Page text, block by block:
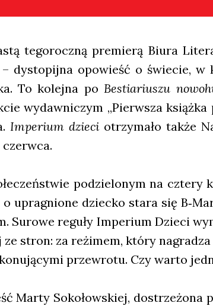
tego­rocz­ną pre­mie­rą Biu­ra
dys­to­pij­na opo­wieść o świe­cie, w
To kolej­na poBestia­riu­szu
wydaw­ni­czym „Pierw­sza
Impe­rium dzie­ciotrzy­ma­ło tak­że
czerw­ca.
podzie­lo­nym na
o upra­gnio­ne dziec­ko sta­ra się
Suro­we regu­ły Impe­rium Dzie­ci
ze stron: za reżi­mem, któ­ry
prze­wro­tu. Czy war­to
Mar­ty Soko­łow­skiej,